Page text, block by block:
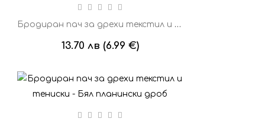
Бродиран пач за дрехи текстил и тениски - Тръгнете на поход
13.70 лв (6.99 €)